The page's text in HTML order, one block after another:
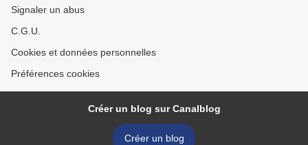
Signaler un abus
C.G.U.
Cookies et données personnelles
Préférences cookies
Créer un blog sur Canalblog
Créer un blog